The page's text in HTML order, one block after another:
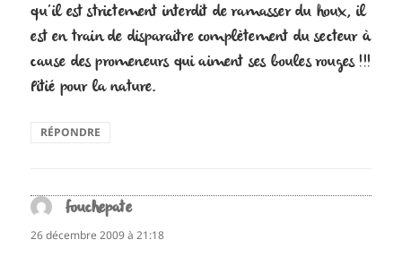
qu’il est strictement interdit de ramasser du houx, il
est en train de disparaitre complètement du secteur à
cause des promeneurs qui aiment ses boules rouges !!!
Pitié pour la nature.
RÉPONDRE
fouchepatedit :
26 décembre 2009 à 21:18